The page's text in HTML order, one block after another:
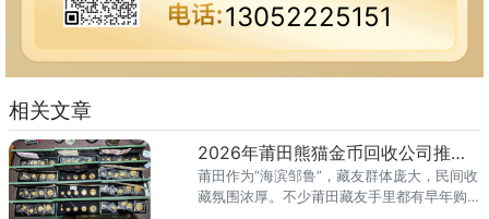
13052225151
相关文章
2026年莆田熊猫金币回收公司推荐 你的金币适合哪种回收方式？
莆田作为“海滨邹鲁”，藏友群体庞大，民间收
藏氛围浓厚。不少莆田藏友手里都有早年购